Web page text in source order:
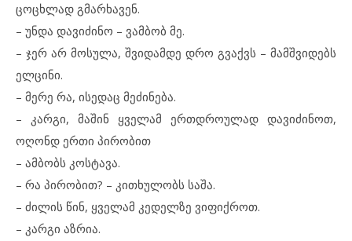
ცოცხლად გმარხავენ.
– უნდა დავიძინო – ვამბობ მე.
– ჯერ არ მოსულა, შვიდამდე დრო გვაქვს – მამშვიდებს
ელცინი.
– მერე რა, ისედაც მეძინება.
– კარგი, მაშინ ყველამ ერთდროულად დავიძინოთ,
ოღონდ ერთი პირობით
– ამბობს კოსტავა.
– რა პირობით? – კითხულობს საშა.
– ძილის წინ, ყველამ კედელზე ვიფიქროთ.
– კარგი აზრია.